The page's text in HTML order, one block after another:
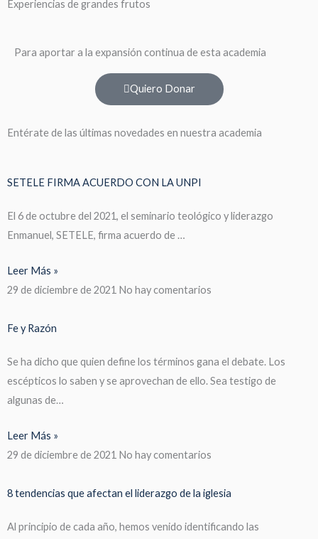
Experiencias de grandes frutos
Para aportar a la expansión continua de esta academia
Quiero Donar
Entérate de las últimas novedades en nuestra academia
SETELE FIRMA ACUERDO CON LA UNPI
El 6 de octubre del 2021, el seminario teológico y liderazgo
Enmanuel, SETELE, firma acuerdo de …
Leer Más »
29 de diciembre de 2021 No hay comentarios
Fe y Razón
Se ha dicho que quien define los términos gana el debate. Los
escépticos lo saben y se aprovechan de ello. Sea testigo de
algunas de…
Leer Más »
29 de diciembre de 2021 No hay comentarios
8 tendencias que afectan el liderazgo de la iglesia
Al principio de cada año, hemos venido identificando las